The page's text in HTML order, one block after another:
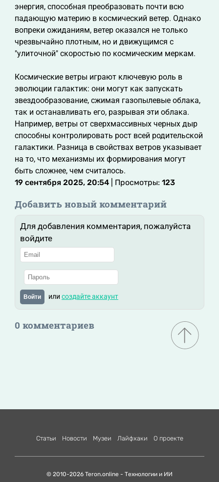
энергия, способная преобразовать почти всю
падающую материю в космический ветер. Однако
вопреки ожиданиям, ветер оказался не только
чрезвычайно плотным, но и движущимся с
"улиточной" скоростью по космическим меркам.
Космические ветры играют ключевую роль в
эволюции галактик: они могут как запускать
звездообразование, сжимая газопылевые облака,
так и останавливать его, разрывая эти облака.
Например, ветры от сверхмассивных черных дыр
способны контролировать рост всей родительской
галактики. Разница в свойствах ветров указывает
на то, что механизмы их формирования могут
быть сложнее, чем считалось.
19 сентября 2025, 20:54 | Просмотры: 123
Добавить новый комментарий
Для добавления комментария, пожалуйста
войдите
Войти или создайте аккаунт
0 комментариев
Статьи Новости Музеи Лайфхаки О проекте
© 2010-2026 Teron.online - Технологии и ИИ